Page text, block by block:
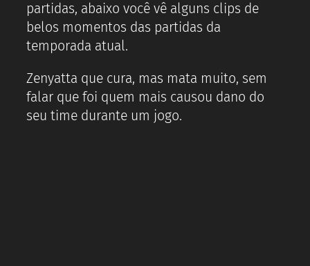
partidas, abaixo você vê alguns clips de
belos momentos das partidas da
temporada atual.
Zenyatta que cura, mas mata muito, sem
falar que foi quem mais causou dano do
seu time durante um jogo.